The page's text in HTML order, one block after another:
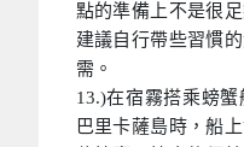
點的準備上不是很
建議自行帶些習慣
需。
13.)在宿霧搭乘螃
巴里卡薩島時，船